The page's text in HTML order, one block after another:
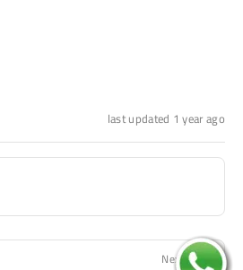
last updated 1 year ago
Next Page